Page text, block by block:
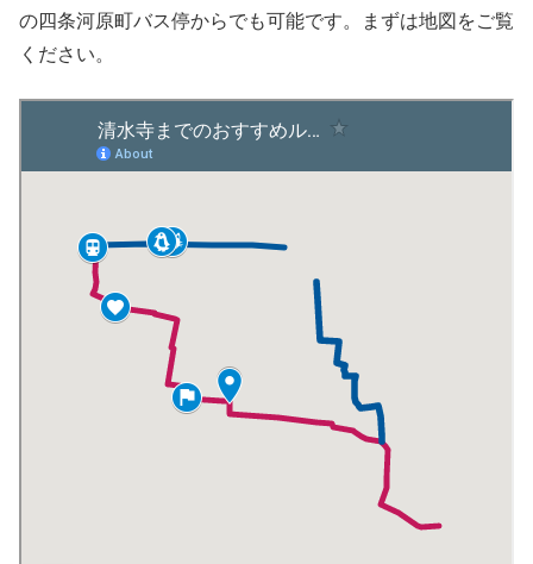
の四条河原町バス停からでも可能です。まずは地図をご覧
ください。